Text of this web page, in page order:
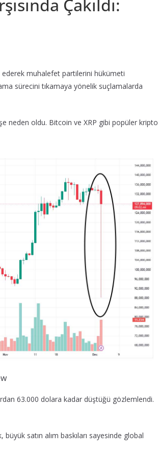
Çakıldı:
ederek muhalefet partilerini hükümeti
sürecini tıkamaya yönelik suçlamalarda
neden oldu. Bitcoin ve XRP gibi popüler kripto
63.000 dolara kadar düştüğü gözlemlendi.
satın alım baskıları sayesinde global